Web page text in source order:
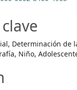
Determinación de
Niño,